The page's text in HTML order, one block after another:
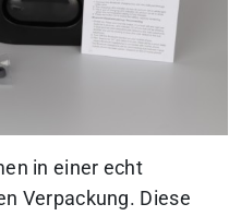
in einer echt
Verpackung. Diese